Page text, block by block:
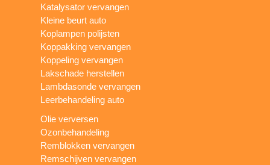
Katalysator vervangen
Kleine beurt auto
Koplampen polijsten
Koppakking vervangen
Koppeling vervangen
Lakschade herstellen
Lambdasonde vervangen
Leerbehandeling auto
Olie verversen
Ozonbehandeling
Remblokken vervangen
Remschijven vervangen